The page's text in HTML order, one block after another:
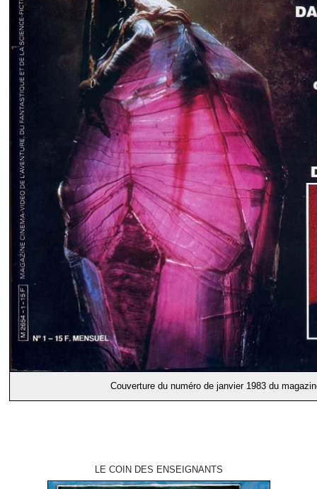
Couverture du numéro de janvier 1983 du
LE COIN DES ENSEIGNANTS